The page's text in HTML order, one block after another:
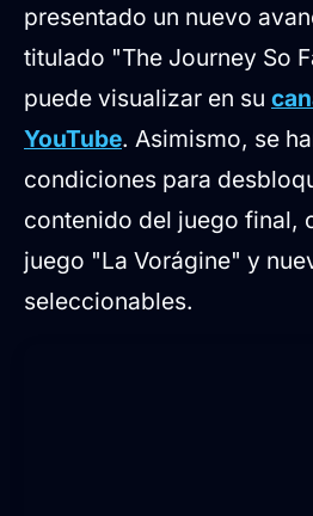
presentado un nuevo
titulado "The Journey So
puede visualizar en su
YouTube. Asimismo, se
condiciones para
contenido del juego final,
juego "La Vorágine" y
seleccionables.